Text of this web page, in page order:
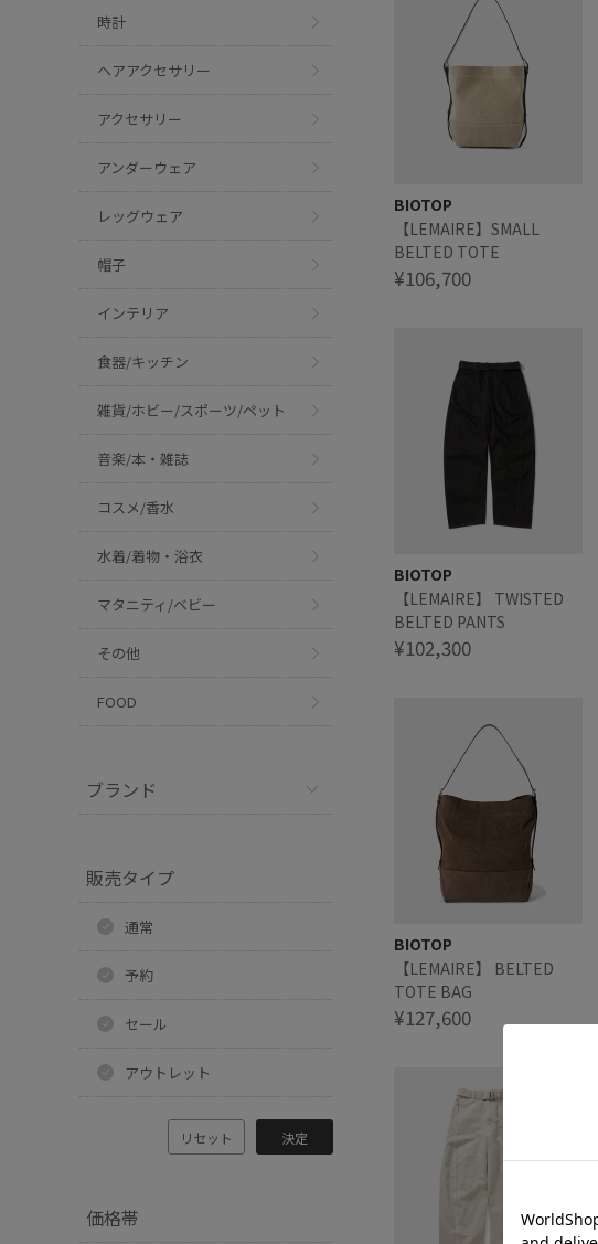
時計
ヘアアクセサリー
アクセサリー
アンダーウェア
レッグウェア
帽子
インテリア
食器/キッチン
雑貨/ホビー/スポーツ/ペット
音楽/本・雑誌
コスメ/香水
水着/着物・浴衣
マタニティ/ベビー
その他
FOOD
ブランド
販売タイプ
通常
予約
セール
アウトレット
リセット 決定
価格帯
BIOTOP
【LEMAIRE】SMALL
BELTED TOTE
¥106,700
BIOTOP
【LEMAIRE】 TWISTED
BELTED PANTS
¥102,300
BIOTOP
【LEMAIRE】 BELTED
TOTE BAG
¥127,600